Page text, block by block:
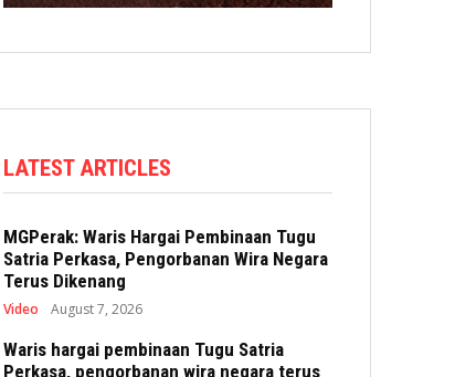
LATEST ARTICLES
MGPerak: Waris Hargai Pembinaan Tugu
Satria Perkasa, Pengorbanan Wira Negara
Terus Dikenang
Video August 7, 2026
Waris hargai pembinaan Tugu Satria
Perkasa, pengorbanan wira negara terus